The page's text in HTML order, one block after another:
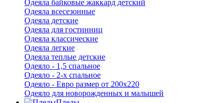
Одеяла байковые жаккард детский
Одеяла всесезонные
Одеяла детские
Одеяла для гостинниц
Одеяла классические
Одеяла легкие
Одеяла теплые детские
Одеяло - 1,5 спальное
Одеяло - 2-х спальное
Одеяло - Евро размер от 200х220
Одеяло для новорожденных и малышей